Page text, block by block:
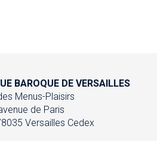
BAROQUE DE VERSAILLES
Menus-Plaisirs
de Paris
Versailles Cedex